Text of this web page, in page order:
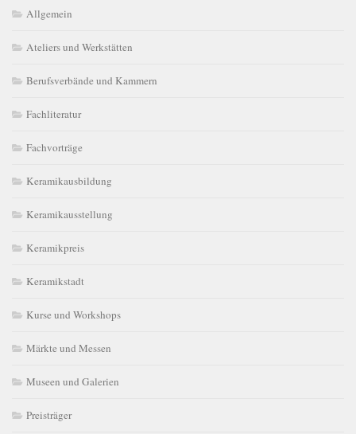
Allgemein
Ateliers und Werkstätten
Berufsverbände und Kammern
Fachliteratur
Fachvorträge
Keramikausbildung
Keramikausstellung
Keramikpreis
Keramikstadt
Kurse und Workshops
Märkte und Messen
Museen und Galerien
Preisträger